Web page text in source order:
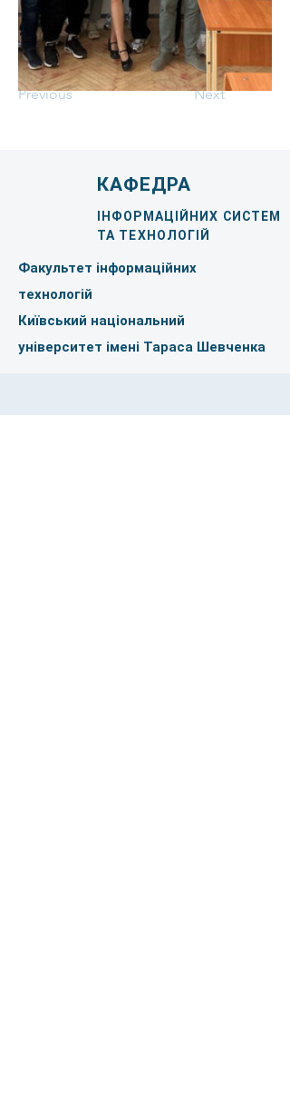
Previous Next
КАФЕДРА
ІНФОРМАЦІЙНИХ СИСТЕМ
ТА ТЕХНОЛОГІЙ
Факультет інформаційних
технологій
Київський національний
університет імені Тараса Шевченка